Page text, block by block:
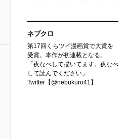
ネブクロ
第17回くらツイ漫画賞で大賞を
受賞。本作が初連載となる。
「夜なべして描いてます。夜なべ
して読んでください」
Twitter【@nebukuro41】